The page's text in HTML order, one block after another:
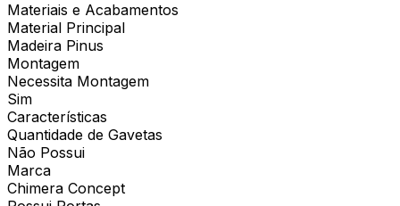
Materiais e Acabamentos
Material Principal
Madeira Pinus
Montagem
Necessita Montagem
Sim
Características
Quantidade de Gavetas
Não Possui
Marca
Chimera Concept